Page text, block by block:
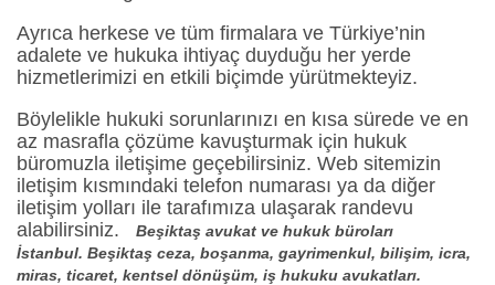
Ayrıca herkese ve tüm firmalara ve Türkiye’nin
adalete ve hukuka ihtiyaç duyduğu her yerde
hizmetlerimizi en etkili biçimde yürütmekteyiz.
Böylelikle hukuki sorunlarınızı en kısa sürede ve en
az masrafla çözüme kavuşturmak için hukuk
büromuzla iletişime geçebilirsiniz. Web sitemizin
iletişim kısmındaki telefon numarası ya da diğer
iletişim yolları ile tarafımıza ulaşarak randevu
alabilirsiniz.
Beşiktaş avukat ve hukuk büroları
İstanbul. Beşiktaş ceza, boşanma, gayrimenkul, bilişim, icra,
miras, ticaret, kentsel dönüşüm, iş hukuku avukatları.